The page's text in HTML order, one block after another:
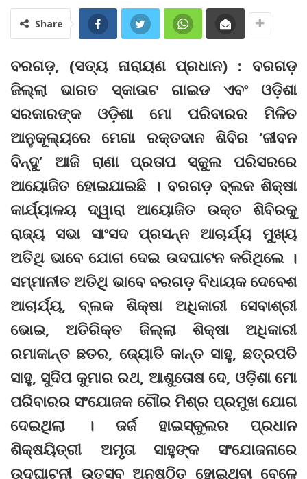
Share
ବରଗଡ଼, (ସତ୍ୟ ନାରାୟଣ ପ୍ରଧାନ) : ବରଗଡ଼
ଜିଲ୍ଲା ଭାରତ ସ୍କାଉଟ ଗାଇଡ ଏବଂ ଓଡ଼ିଶା
ସରକାରଙ୍କ ଓଡ଼ିଶା ମୋ ପରିବାରର ମିଳିତ
ଆନୁକୂଲ୍ୟରେ ମେଗା ରକ୍ତଦାନ ଶିବିର ‘ଜୀବନ
ବିନ୍ଦୁ’ ଆଜି ରାଣା ପ୍ରତାପ ସ୍କୁଲ ପରିସରରେ
ଆୟୋଜିତ ହୋଇଯାଇଛି । ବରଗଡ଼ ବ୍ଲକ ଶିକ୍ଷା
କାର୍ଯ୍ୟାଳୟ ଦ୍ୱାରା ଆୟୋଜିତ ଉକ୍ତ ଶିବିରକୁ
ରାଜ୍ୟ ସଭା ସାଂସଦ ପ୍ରସନ୍ନ ଆଚାର୍ଯ୍ୟ ମୁଖ୍ୟ
ଅତିଥି ଭାବେ ଯୋଗ ଦେଇ ଉଦଘାଟନ କରିଥିଲେ ।
ସମ୍ମାନୀତ ଅତିଥି ଭାବେ ବରଗଡ଼ ବିଧାୟକ ଦେବେଶ
ଆଚାର୍ଯ୍ୟ, ବ୍ଲକ ଶିକ୍ଷା ଅଧିକାରୀ ସେବାଶ୍ରୀ
ଭୋଇ, ଅତିରିକ୍ତ ଜିଲ୍ଲା ଶିକ୍ଷା ଅଧିକାରୀ
ରମାକାନ୍ତ ଛତର, ଜ୍ୟୋତି କାନ୍ତ ସାହୁ, ଛତ୍ରପତି
ସାହୁ, ସୁଦିପ କୁମାର ରଥ, ଆଶୁତୋଷ ଦେ, ଓଡ଼ିଶା ମୋ
ପରିବାରର ସଂଯୋଜକ ଗୌର ମିଶ୍ର ପ୍ରମୁଖ ଯୋଗ
ଦେଇଥିଲା । ଜର୍ଜ ହାଇସ୍କୁଲର ପ୍ରଧାନ
ଶିକ୍ଷୟିତ୍ରୀ ଅମୃତା ସାହୁଙ୍କ ସଂଯୋଜନାରେ
ଉଦଘାଟନୀ ଉତ୍ସବ ଅନୁଷ୍ଠିତ ହୋଇଥିବା ବେଳେ